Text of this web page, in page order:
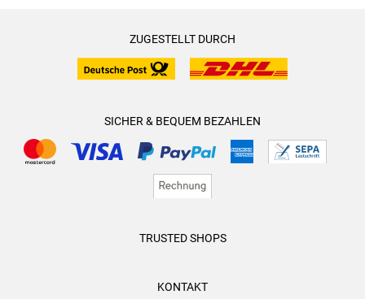
ZUGESTELLT DURCH
SICHER & BEQUEM BEZAHLEN
TRUSTED SHOPS
KONTAKT